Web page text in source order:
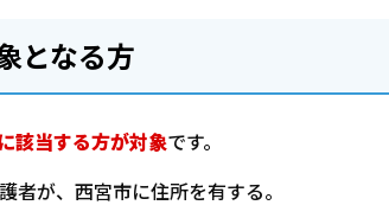
となる方
該当する方が対象です。
者が、西宮市に住所を有する。